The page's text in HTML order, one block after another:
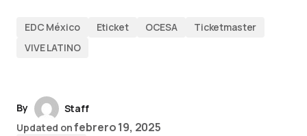
EDC México Eticket OCESA
Ticketmaster
VIVE LATINO
By
Staff
Updated onfebrero 19, 2025